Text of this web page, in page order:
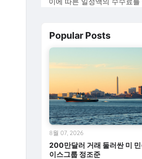
Popular Posts
200만달러 거래 둘러싼 미
이스그룹 정조준
8월 07, 2026